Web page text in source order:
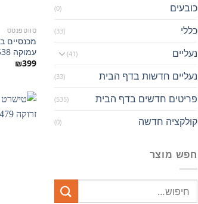
כובעים (0)
כללי (33)
נעליים (41)
נעליים חדשות בדף הבית (33)
פריטים חדשים בדף הבית (535)
קולקציה חדשה (0)
חפש מוצר
סווטפנטס
מכנסיים
עמוקה 538
₪399